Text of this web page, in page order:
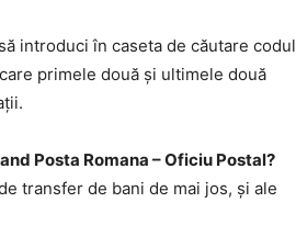
introduci în caseta de căutare codul
primele două şi ultimele două
Posta Romana – Oficiu Postal?
transfer de bani de mai jos, şi ale